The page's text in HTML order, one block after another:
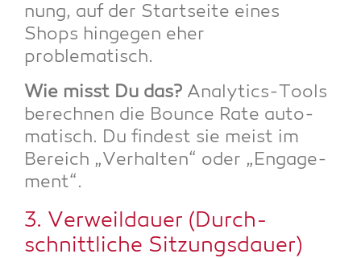
nung, auf der Start­sei­te eines
Shops hin­ge­gen eher
problematisch.
Wie misst Du das? Ana­ly­tics-Tools
berech­nen die Boun­ce Rate auto­
ma­tisch. Du fin­dest sie meist im
Bereich „Ver­hal­ten“ oder „Enga­ge­
ment“.
3. Ver­weil­dau­er (Durch­
schnitt­li­che Sitzungsdauer)